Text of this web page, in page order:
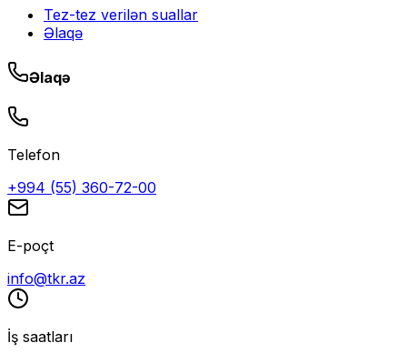
Tez-tez verilən suallar
Əlaqə
Əlaqə
Telefon
+994 (55) 360-72-00
E-poçt
info@tkr.az
İş saatları